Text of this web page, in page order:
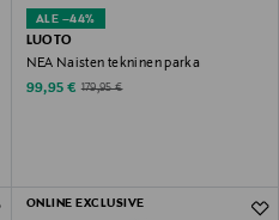
ALE –44%
LUOTO
NEA Naisten tekninen parka
Discounted Price
99,95 € Original Price
179,95 €
ONLINE EXCLUSIVE